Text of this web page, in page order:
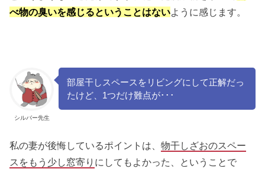
べ物の臭いを感じるということはないように感じます。
シルバー先生
部屋干しスペースをリビングにして正解だっ
たけど、1つだけ難点が･･･
私の妻が後悔しているポイントは、物干しざおのスペー
スをもう少し窓寄り にしてもよかった、ということで